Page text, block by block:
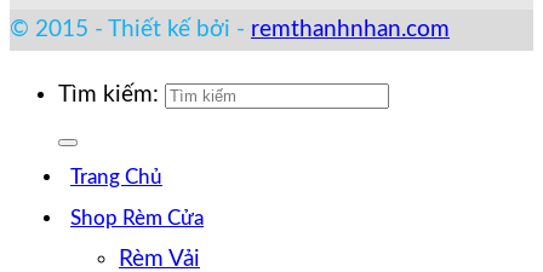
© 2015 - Thiết kế bởi - remthanhnhan.com
Tìm kiếm:
Trang Chủ
Shop Rèm Cửa
Rèm Vải